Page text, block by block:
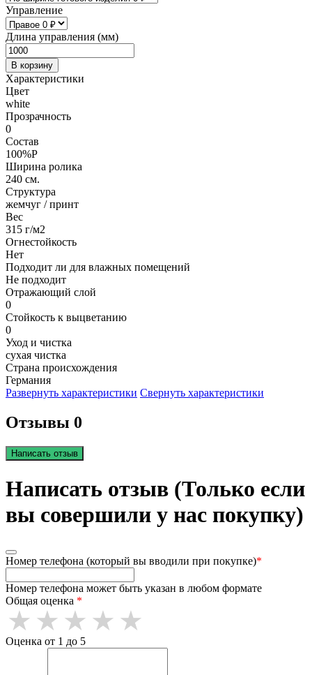
Управление
Длина управления (мм)
В корзину
Характеристики
Цвет
white
Прозрачность
0
Состав
100%P
Ширина ролика
240 см.
Структура
жемчуг / принт
Вес
315 г/м2
Огнестойкость
Нет
Подходит ли для влажных помещений
Не подходит
Отражающий слой
0
Стойкость к выцветанию
0
Уход и чистка
сухая чистка
Страна происхождения
Германия
Развернуть характеристики Свернуть характеристики
Отзывы 0
Написать отзыв
Написать отзыв (Только если
вы совершили у нас покупку)
Номер телефона (который вы вводили при покупке)*
Номер телефона может быть указан в любом формате
Общая оценка *
Оценка от 1 до 5